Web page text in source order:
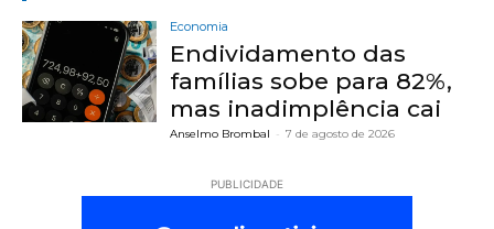
Economia
Endividamento das
famílias sobe para 82%,
mas inadimplência cai
Anselmo Brombal - 7 de agosto de 2026
PUBLICIDADE